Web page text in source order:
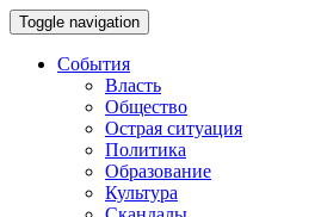
Toggle navigation
События
Власть
Общество
Острая ситуация
Политика
Образование
Культура